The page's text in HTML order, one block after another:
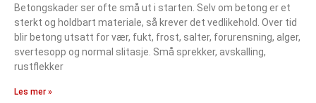
Betongskader ser ofte små ut i starten. Selv om betong er et
sterkt og holdbart materiale, så krever det vedlikehold. Over tid
blir betong utsatt for vær, fukt, frost, salter, forurensning, alger,
svertesopp og normal slitasje. Små sprekker, avskalling,
rustflekker
Les mer »